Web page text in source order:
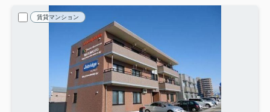
賃貸マンション